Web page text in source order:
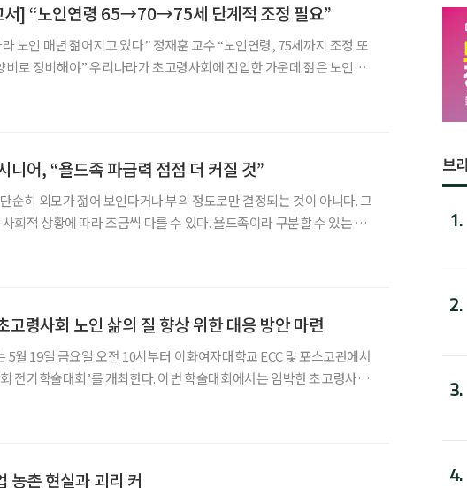
] “노인연령 65→70→75세 단계적 조정 필요”
노인 매년 젊어지고 있다” 정재훈 교수 “노인연령, 75세까지 조정 또
고령사회에 진입한 가운데 젊은 노인이
니어, “욜드족 파급력 점점 더 커질 것”
순히 외모가 젊어 보인다거나 부의 정도로만 결정되는 것이 아니다. 그
회적 상황에 따라 조금씩 다를 수 있다. 욜드족이라 구분할 수 있는 특
고령사회 노인 삶의 질 향상 위한 대응 방안 마련
5월 19일 금요일 오전 10시부터 이화여자대학교 ECC 및 포스코관에서
개최한다. 이번 학술대회에서는 임박한 초고령사회
농촌 현실과 괴리 커
브
1.
2.
3.
4.